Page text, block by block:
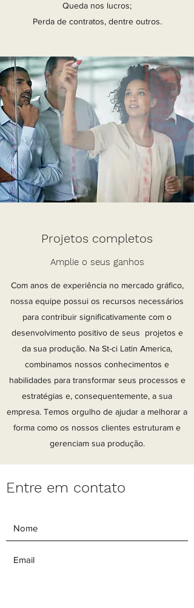
Queda nos lucros;
Perda de contratos, dentre outros.
Projetos completos
Amplie o seus ganhos
Com anos de experiência no mercado gráfico,
nossa equipe possui os recursos necessários
para contribuir significativamente com o
desenvolvimento positivo de seus projetos e
da sua produção. Na St-ci Latin America,
combinamos nossos conhecimentos e
habilidades para transformar seus processos e
estratégias e, consequentemente, a sua
empresa. Temos orgulho de ajudar a melhorar a
forma como os nossos clientes estruturam e
gerenciam sua produção.
Entre em contato